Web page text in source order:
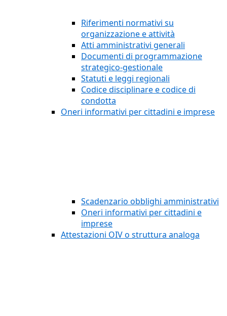
Riferimenti normativi su
organizzazione e attività
Atti amministrativi generali
Documenti di programmazione
strategico-gestionale
Statuti e leggi regionali
Codice disciplinare e codice di
condotta
Oneri informativi per cittadini e imprese
Scadenzario obblighi amministrativi
Oneri informativi per cittadini e
imprese
Attestazioni OIV o struttura analoga